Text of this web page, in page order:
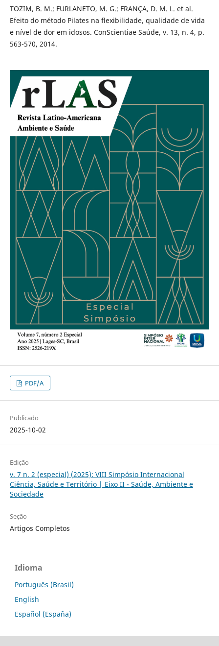
TOZIM, B. M.; FURLANETO, M. G.; FRANÇA, D. M. L. et al.
Efeito do método Pilates na flexibilidade, qualidade de vida
e nível de dor em idosos. ConScientiae Saúde, v. 13, n. 4, p.
563-570, 2014.
PDF/A
Publicado
2025-10-02
Edição
v. 7 n. 2 (especial) (2025): VIII Simpósio Internacional
Ciência, Saúde e Território | Eixo II - Saúde, Ambiente e
Sociedade
Seção
Artigos Completos
Idioma
Português (Brasil)
English
Español (España)